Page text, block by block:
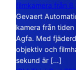
filmkamera från
Gevaert
kamera från
Agfa. Med
objektiv och
sekund är […]